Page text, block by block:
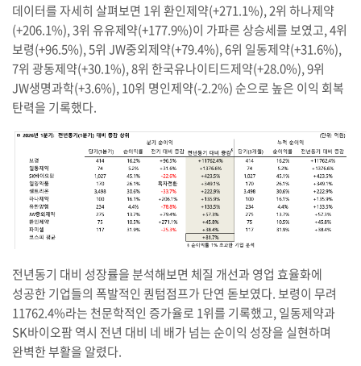
데이터를 자세히 살펴보면 1위 환인제약(+271.1%), 2위 하나제약
(+206.1%), 3위 유유제약(+177.9%)이 가파른 상승세를 보였고, 4위
보령(+96.5%), 5위 JW중외제약(+79.4%), 6위 일동제약(+31.6%),
7위 광동제약(+30.1%), 8위 한국유나이티드제약(+28.0%), 9위
JW생명과학(+3.6%), 10위 명인제약(-2.2%) 순으로 높은 이익 회복
탄력을 기록했다.
전년동기 대비 성장률을 분석해보면 체질 개선과 영업 효율화에
성공한 기업들의 폭발적인 퀀텀점프가 단연 돋보였다. 보령이 무려
11762.4%라는 천문학적인 증가율로 1위를 기록했고, 일동제약과
SK바이오팜 역시 전년 대비 네 배가 넘는 순이익 성장을 실현하며
완벽한 부활을 알렸다.